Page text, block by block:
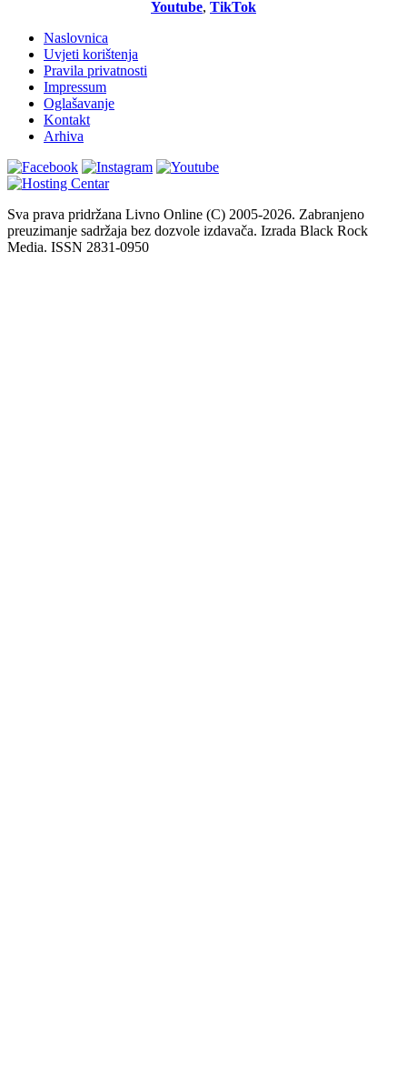
Youtube, TikTok
Naslovnica
Uvjeti korištenja
Pravila privatnosti
Impressum
Oglašavanje
Kontakt
Arhiva
Sva prava pridržana Livno Online (C) 2005-2026. Zabranjeno
preuzimanje sadržaja bez dozvole izdavača. Izrada Black Rock
Media. ISSN 2831-0950